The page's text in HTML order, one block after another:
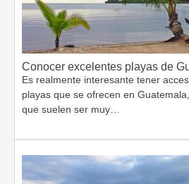
Conocer excelentes playas de
Es realmente interesante tener
playas que se ofrecen en
que suelen ser muy…